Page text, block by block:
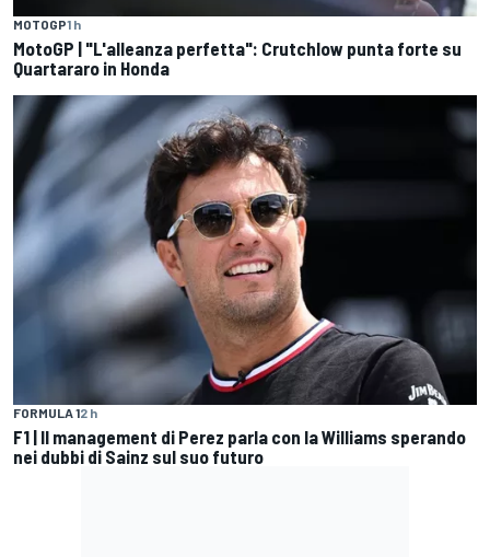
MOTOGP1 h
MotoGP | "L'alleanza perfetta": Crutchlow punta forte su
Quartararo in Honda
FORMULA 12 h
F1 | Il management di Perez parla con la Williams sperando
nei dubbi di Sainz sul suo futuro